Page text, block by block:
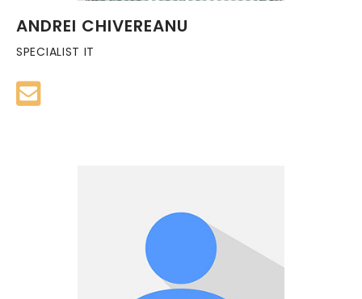
ANDREI CHIVEREANU
SPECIALIST IT